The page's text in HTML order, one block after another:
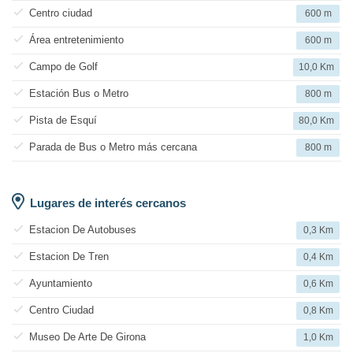
Centro ciudad 600 m
Área entretenimiento 600 m
Campo de Golf 10,0 Km
Estación Bus o Metro 800 m
Pista de Esquí 80,0 Km
Parada de Bus o Metro más cercana 800 m
Lugares de interés cercanos
Estacion De Autobuses 0,3 Km
Estacion De Tren 0,4 Km
Ayuntamiento 0,6 Km
Centro Ciudad 0,8 Km
Museo De Arte De Girona 1,0 Km